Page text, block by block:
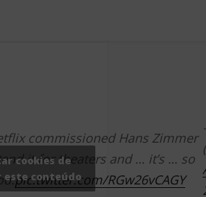
commissioned Hans Zimmer
it for theaters and … it’s … so
pic.twitter.com/RGw26vCAGY
cookies de
conteúdo